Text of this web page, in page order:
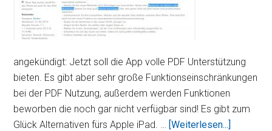
angekündigt: Jetzt soll die App volle PDF Unterstützung
bieten. Es gibt aber sehr große Funktionseinschränkungen
bei der PDF Nutzung, außerdem werden Funktionen
beworben die noch gar nicht verfügbar sind! Es gibt zum
Glück Alternativen fürs Apple iPad. … [Weiterlesen...]